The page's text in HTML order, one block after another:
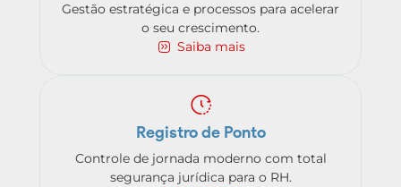
Gestão estratégica e processos para acelerar
o seu crescimento.
Saiba mais
Registro de Ponto
Controle de jornada moderno com total
segurança jurídica para o RH.